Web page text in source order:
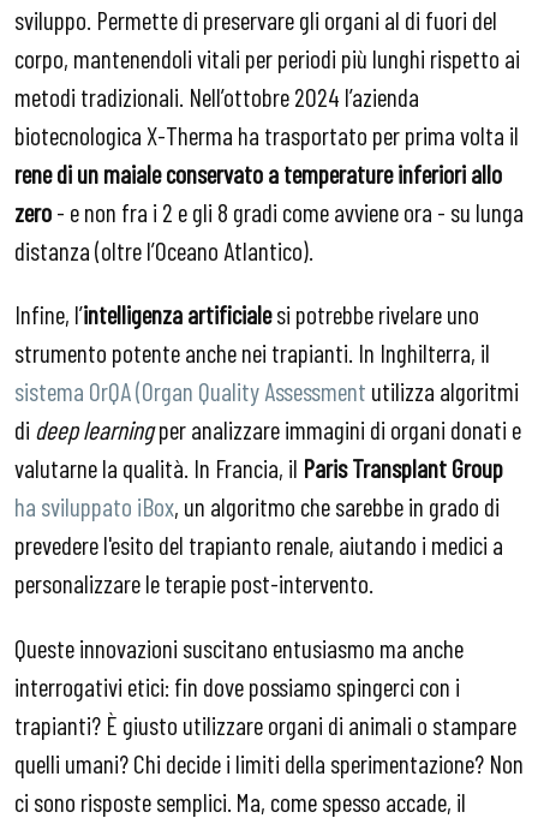
sviluppo. Permette di preservare gli organi al di fuori del
corpo, mantenendoli vitali per periodi più lunghi rispetto ai
metodi tradizionali. Nell’ottobre 2024 l’azienda
biotecnologica X-Therma ha trasportato per prima volta il
rene di un maiale conservato a temperature inferiori allo
zero- e non fra i 2 e gli 8 gradi come avviene ora - su lunga
distanza (oltre l’Oceano Atlantico).
Infine, l’intelligenza artificialesi potrebbe rivelare uno
strumento potente anche nei trapianti. In Inghilterra, il
sistema OrQA (Organ Quality Assessment utilizza algoritmi
di deep learningper analizzare immagini di organi donati e
valutarne la qualità. In Francia, il Paris Transplant Group
ha sviluppato iBox, un algoritmo che sarebbe in grado di
prevedere l'esito del trapianto renale, aiutando i medici a
personalizzare le terapie post-intervento.
Queste innovazioni suscitano entusiasmo ma anche
interrogativi etici: fin dove possiamo spingerci con i
trapianti? È giusto utilizzare organi di animali o stampare
quelli umani? Chi decide i limiti della sperimentazione? Non
ci sono risposte semplici. Ma, come spesso accade, il